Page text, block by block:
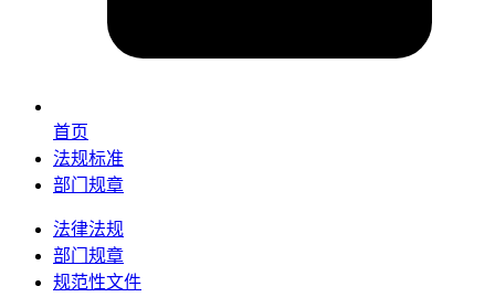
首页
法规标准
部门规章
法律法规
部门规章
规范性文件